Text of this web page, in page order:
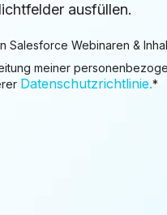
ausfüllen.
Salesforce Webinaren &
meiner
Datenschutzrichtlinie.*